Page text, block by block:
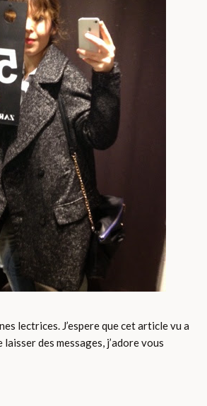
lectrices. J’espere que cet article vu a
laisser des messages, j’adore vous